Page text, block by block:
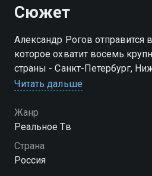
Сюжет
Александр Рогов отправится
которое охватит восемь
страны - Санкт-Петербург,
Ростов-на-Дону,
героинь, которые отчаялись
помощью местных
Александр подберёт
покажет, что и в своём
Читать дальше
Жанр
Реальное Тв
Страна
Россия